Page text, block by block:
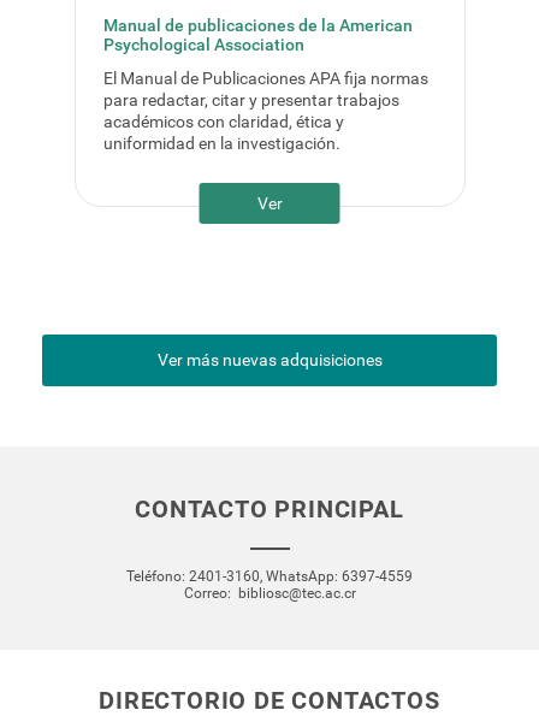
Manual de publicaciones de la American
Psychological Association
El Manual de Publicaciones APA fija normas
para redactar, citar y presentar trabajos
académicos con claridad, ética y
uniformidad en la investigación.
Ver
Ver más nuevas adquisiciones
CONTACTO PRINCIPAL
Teléfono: 2401-3160, WhatsApp: 6397-4559
Correo:
bibliosc@tec.ac.cr
DIRECTORIO DE CONTACTOS